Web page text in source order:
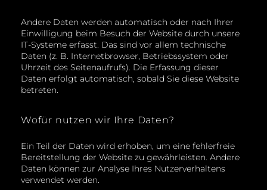
Andere Daten werden automatisch oder nach Ihrer
Einwilligung beim Besuch der Website durch unsere
IT-Systeme erfasst. Das sind vor allem technische
Daten (z. B. Internetbrowser, Betriebssystem oder
Uhrzeit des Seitenaufrufs). Die Erfassung dieser
Daten erfolgt automatisch, sobald Sie diese Website
betreten.
Wofür nutzen wir Ihre Daten?
Ein Teil der Daten wird erhoben, um eine fehlerfreie
Bereitstellung der Website zu gewährleisten. Andere
Daten können zur Analyse Ihres Nutzerverhaltens
verwendet werden.